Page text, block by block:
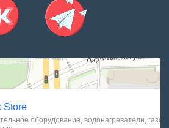
в Санкт‑Петербурге